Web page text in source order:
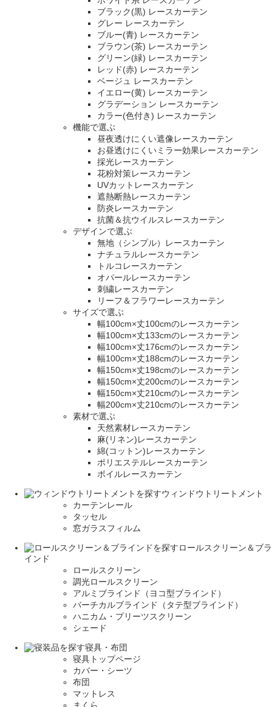
ブラック(黒) レースカーテン
グレー レースカーテン
ブルー(青) レースカーテン
ブラウン(茶) レースカーテン
グリーン(緑) レースカーテン
レッド(赤) レースカーテン
ベージュ レースカーテン
イエロー(黄) レースカーテン
グラデーション レースカーテン
カラー(色付き) レースカーテン
機能で選ぶ
昼夜透けにくい遮像レースカーテン
お昼透けにくいミラー効果レースカーテン
採光レースカーテン
花粉対策レースカーテン
UVカットレースカーテン
遮熱断熱レースカーテン
防炎レースカーテン
抗菌＆抗ウイルスレースカーテン
デザインで選ぶ
無地（シンプル）レースカーテン
ナチュラルレースカーテン
トルコレースカーテン
オパールレースカーテン
刺繍レースカーテン
リーフ＆フラワーレースカーテン
サイズで選ぶ
幅100cm×丈100cmのレースカーテン
幅100cm×丈133cmのレースカーテン
幅100cm×丈176cmのレースカーテン
幅100cm×丈188cmのレースカーテン
幅150cm×丈198cmのレースカーテン
幅150cm×丈200cmのレースカーテン
幅150cm×丈210cmのレースカーテン
幅200cm×丈210cmのレースカーテン
素材で選ぶ
天然素材レースカーテン
麻(リネン)レースカーテン
綿(コットン)レースカーテン
ポリエステルレースカーテン
ボイルレースカーテン
ウィンドウトリートメント
カーテンレール
タッセル
窓ガラスフィルム
ロールスクリーン＆ブラ
インド
ロールスクリーン
調光ロールスクリーン
アルミブラインド（ヨコ型ブラインド）
バーチカルブラインド（タテ型ブラインド）
ハニカム・プリーツスクリーン
シェード
寝具・布団
寝具トップページ
カバー・シーツ
布団
マットレス